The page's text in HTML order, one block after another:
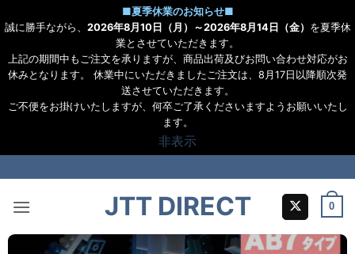
■夏季休業のお知らせ■
誠に勝手ながら、 2026年8月10日（月）～2026年8月14日（金） を夏季休
業とさせていただきます。
上記の期間中もご注文を承りますが、商品出荷及びお問い合わせ対応がお
休みとなります。 休業中にいただきましたご注文は、8月17日以降順次発
送させていただきます。
ご不便をお掛けいたしますが、何卒ご了承くださいますようお願いいたし
ます。
非表示
to
content
JTT DIRECT 0